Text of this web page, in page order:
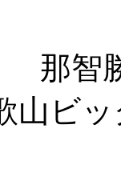
那智
和歌